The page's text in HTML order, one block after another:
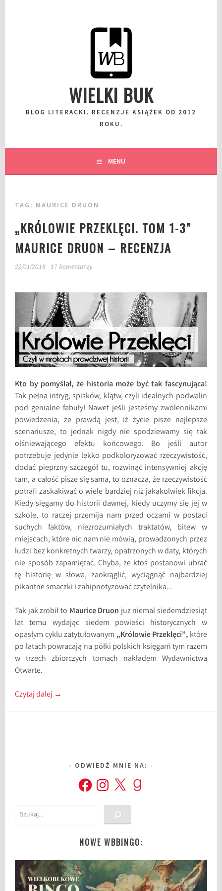
WIELKI BUK
BLOG LITERACKI. RECENZJE KSIĄŻEK OD 2012
ROKU.
MENU
TAG: MAURICE DRUON
„KRÓLOWIE PRZEKLĘCI. TOM 1-3”
MAURICE DRUON – RECENZJA
22/01/2016 17 komentarzy
Kto by pomyślał, że historia może być tak fascynująca!
Tak pełna intryg, spisków, klątw, czyli idealnych podwalin
pod genialne fabuły! Nawet jeśli jesteśmy zwolennikami
powiedzenia, że prawdą jest, iż życie pisze najlepsze
scenariusze, to jednak nigdy nie spodziewamy się tak
olśniewającego efektu końcowego. Bo jeśli autor
potrzebuje jedynie lekko podkoloryzować rzeczywistość,
dodać pieprzny szczegół tu, rozwinąć intensywniej akcję
tam, a całość pisze się sama, to oznacza, że rzeczywistość
potrafi zaskakiwać o wiele bardziej niż jakakolwiek fikcja.
Kiedy sięgamy do historii dawnej, kiedy uczymy się jej w
szkole, to raczej przemija nam przed oczami w postaci
suchych faktów, niezrozumiałych traktatów, bitew w
miejscach, które nic nam nie mówią, prowadzonych przez
ludzi bez konkretnych twarzy, opatrzonych w daty, których
nie sposób zapamiętać. Chyba, że ktoś postanowi ubrać
tę historię w słowa, zaokrąglić, wyciągnąć najbardziej
pikantne smaczki i zahipnotyzować czytelnika…
Tak jak zrobił to Maurice Druonjuż niemal siedemdziesiąt
lat temu wydając siedem powieści historycznych w
opasłym cyklu zatytułowanym „Królowie Przeklęci”, które
po latach powracają na półki polskich księgarń tym razem
w trzech zbiorczych tomach nakładem Wydawnictwa
Otwarte.
Czytaj dalej →
ODWIEDŹ MNIE NA:
FacebookInstagram
X Goodreads
Szukaj
NOWE WBBINGO: